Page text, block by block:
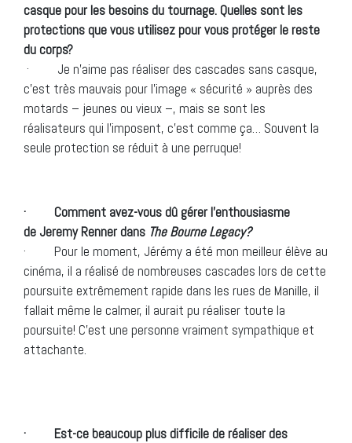
casque pour les besoins du tournage. Quelles sont les
protections que vous utilisez pour vous protéger le reste
du corps?
· Je n’aime pas réaliser des cascades sans casque,
c’est très mauvais pour l’image « sécurité » auprès des
motards – jeunes ou vieux –, mais se sont les
réalisateurs qui l’imposent, c’est comme ça… Souvent la
seule protection se réduit à une perruque!
· Comment avez-vous dû gérer l’enthousiasme
de Jeremy Renner dans The Bourne Legacy?
· Pour le moment, Jérémy a été mon meilleur élève au
cinéma, il a réalisé de nombreuses cascades lors de cette
poursuite extrêmement rapide dans les rues de Manille, il
fallait même le calmer, il aurait pu réaliser toute la
poursuite! C’est une personne vraiment sympathique et
attachante.
· Est-ce beaucoup plus difficile de réaliser des